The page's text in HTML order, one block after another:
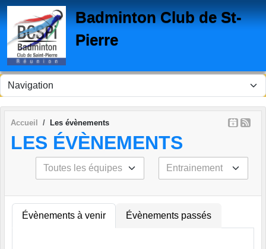
Badminton Club de St-
Pierre
Accueil Les évènements
LES ÉVÈNEMENTS
Évènements à venir Évènements passés
Panneau de gestion des cookies